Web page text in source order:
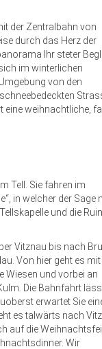
der Zentralbahn von
durch das Herz der
Ihr steter
im winterlichen
von den
eine weihnachtliche,
Tell. Sie fahren im
in welcher der Sage
und die
Vitznau bis nach
Von hier geht es
Wiesen und vorbei an
Die Bahnfahrt
erwartet Sie
es talwärts nach
auf die
Wir